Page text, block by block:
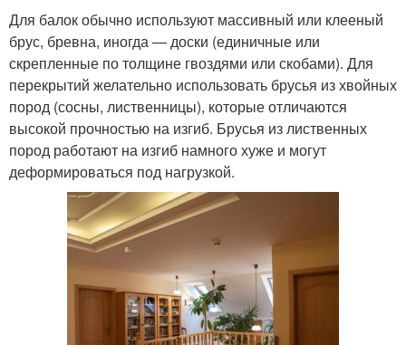
Для балок обычно используют массивный или клееный
брус, бревна, иногда — доски (единичные или
скрепленные по толщине гвоздями или скобами). Для
перекрытий желательно использовать брусья из хвойных
пород (сосны, лиственницы), которые отличаются
высокой прочностью на изгиб. Брусья из лиственных
пород работают на изгиб намного хуже и могут
деформироваться под нагрузкой.